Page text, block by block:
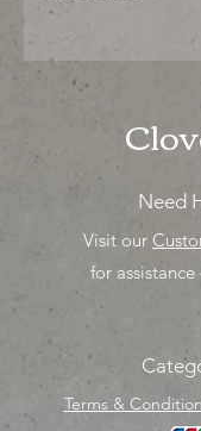
solo los mejores
tienda o proyecto"
Need
Visit our
for
Terms &